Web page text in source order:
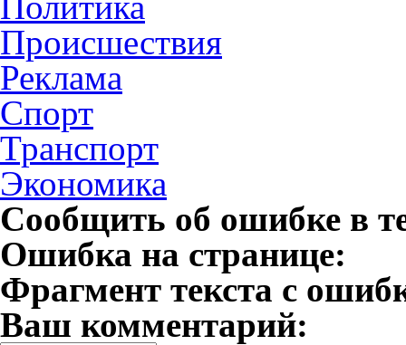
Происшествия
Реклама
Спорт
Транспорт
Экономика
Сообщить об ошибке в
Ошибка на странице:
Фрагмент текста с
Ваш комментарий: